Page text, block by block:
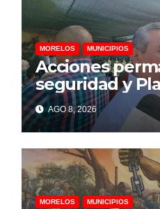
MORELOS MUNICIPIOS
Acciones
seguridad y
dejan 58
150
AGO 8, 2026
MORELOS MUNICIPIOS